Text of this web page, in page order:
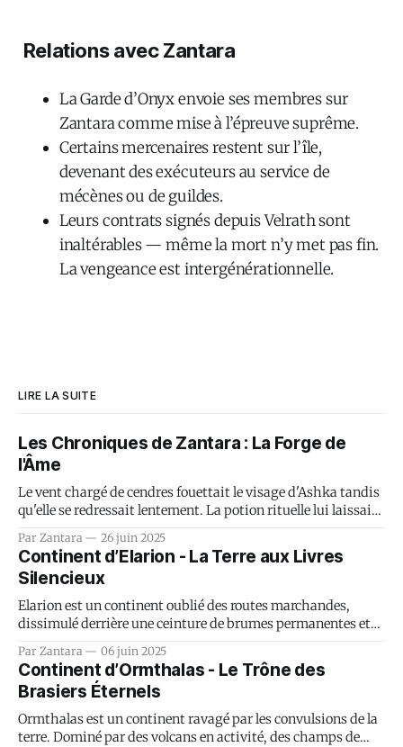
Relations avec Zantara
La Garde d’Onyx envoie ses membres sur
Zantara comme mise à l’épreuve suprême.
Certains mercenaires restent sur l’île,
devenant des exécuteurs au service de
mécènes ou de guildes.
Leurs contrats signés depuis Velrath sont
inaltérables — même la mort n’y met pas fin.
La vengeance est intergénérationnelle.
LIRE LA SUITE
Les Chroniques de Zantara : La Forge de
l'Âme
Le vent chargé de cendres fouettait le visage d'Ashka tandis
qu'elle se redressait lentement. La potion rituelle lui laissait
les Plaines Cendrées s'étendaient comme une cicatrice
béante sur le corps de Zantara.
Par Zantara 26 juin 2025
Continent d’Elarion - La Terre aux Livres
Silencieux
Elarion est un continent oublié des routes marchandes,
dissimulé derrière une ceinture de brumes permanentes et
Longtemps considéré comme un mythe, il est pourtant le
berceau de la Confrérie du Savoir...
Par Zantara 06 juin 2025
Continent d’Ormthalas - Le Trône des
Brasiers Éternels
Ormthalas est un continent ravagé par les convulsions de la
terre. Dominé par des volcans en activité, des champs de